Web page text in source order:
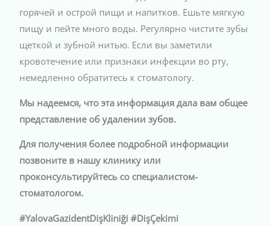
горячей и острой пищи и напитков. Ешьте мягкую
пищу и пейте много воды. Регулярно чистите зубы
щеткой и зубной нитью. Если вы заметили
кровотечение или признаки инфекции во рту,
немедленно обратитесь к стоматологу.
Мы надеемся, что эта информация дала вам общее
представление об удалении зубов.
Для получения более подробной информации
позвоните в нашу клинику или
проконсультируйтесь со специалистом-
стоматологом.
#YalovaGazidentDişKliniği #DişÇekimi